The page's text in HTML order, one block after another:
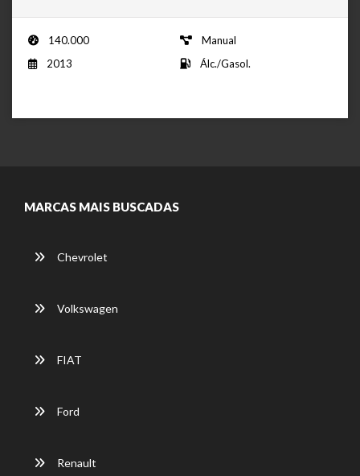
140.000
Manual
2013
Álc./Gasol.
MARCAS MAIS BUSCADAS
Chevrolet
Volkswagen
FIAT
Ford
Renault